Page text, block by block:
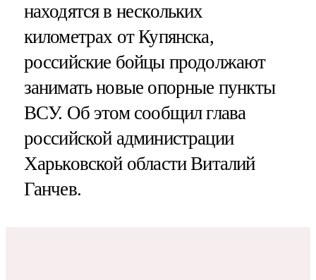
находятся в нескольких
километрах от Купянска,
российские бойцы продолжают
занимать новые опорные пункты
ВСУ. Об этом сообщил глава
российской администрации
Харьковской области Виталий
Ганчев.